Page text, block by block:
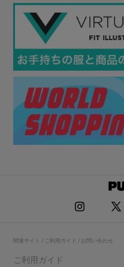
関連サイト / ご利用ガイド / お問い合わせ
ご利用ガイド